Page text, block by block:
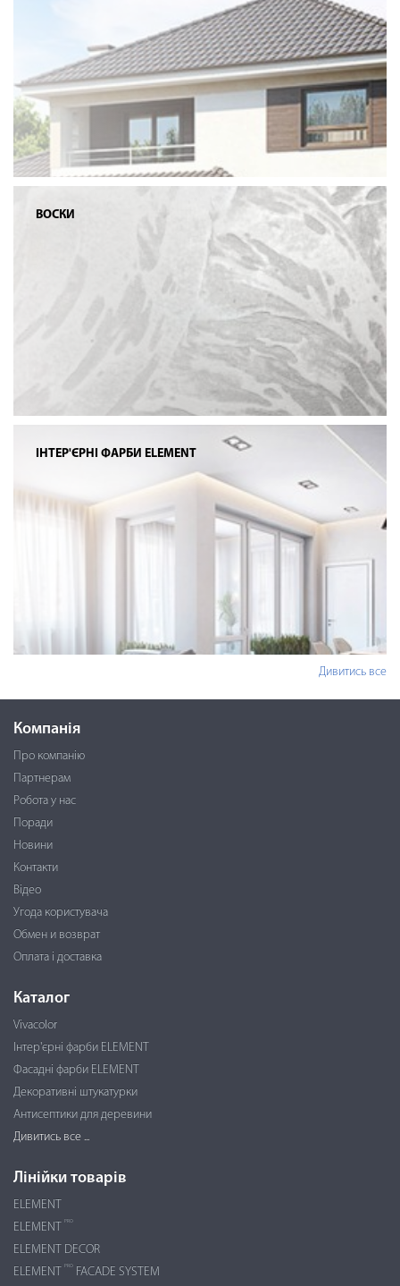
ВОСКИ
ІНТЕР'ЄРНІ ФАРБИ ELEMENT
Дивитись все
Компанія
Про компанію
Партнерам
Робота у нас
Поради
Новини
Контакти
Відео
Угода користувача
Обмен и возврат
Оплата і доставка
Каталог
Vivacolor
Інтер'єрні фарби ELEMENT
Фасадні фарби ELEMENT
Декоративні штукатурки
Антисептики для деревини
Дивитись все ...
Лінійки товарів
ELEMENT
ELEMENT
PRO
ELEMENT DECOR
ELEMENT
PRO FACADE SYSTEM